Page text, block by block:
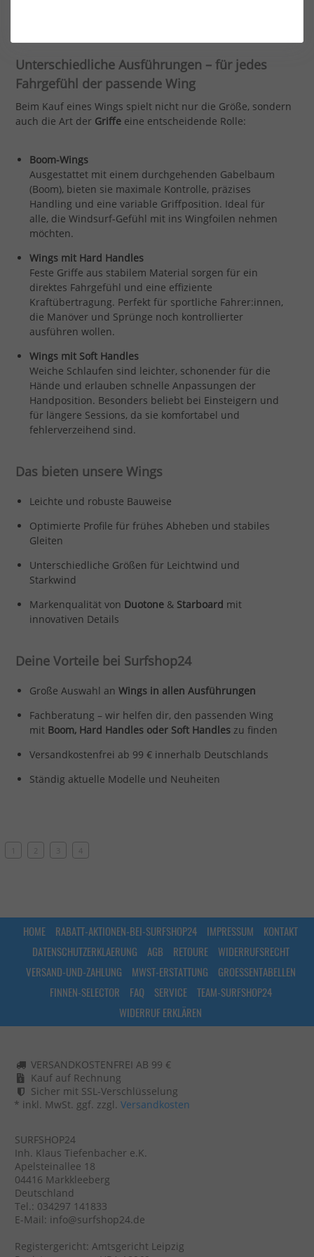
Unterschiedliche Ausführungen – für jedes
Fahrgefühl der passende Wing
Beim Kauf eines Wings spielt nicht nur die Größe, sondern
auch die Art der Griffeeine entscheidende Rolle:
Boom-Wings
Ausgestattet mit einem durchgehenden Gabelbaum
(Boom), bieten sie maximale Kontrolle, präzises
Handling und eine variable Griffposition. Ideal für
alle, die Windsurf-Gefühl mit ins Wingfoilen nehmen
möchten.
Wings mit Hard Handles
Feste Griffe aus stabilem Material sorgen für ein
direktes Fahrgefühl und eine effiziente
Kraftübertragung. Perfekt für sportliche Fahrer:innen,
die Manöver und Sprünge noch kontrollierter
ausführen wollen.
Wings mit Soft Handles
Weiche Schlaufen sind leichter, schonender für die
Hände und erlauben schnelle Anpassungen der
Handposition. Besonders beliebt bei Einsteigern und
für längere Sessions, da sie komfortabel und
fehlerverzeihend sind.
Das bieten unsere Wings
Leichte und robuste Bauweise
Optimierte Profile für frühes Abheben und stabiles
Gleiten
Unterschiedliche Größen für Leichtwind und
Starkwind
Markenqualität von Duotone& Starboard mit
innovativen Details
Deine Vorteile bei Surfshop24
Große Auswahl an Wings in allen Ausführungen
Fachberatung – wir helfen dir, den passenden Wing
mit Boom, Hard Handles oder Soft Handleszu finden
Versandkostenfrei ab 99 € innerhalb Deutschlands
Ständig aktuelle Modelle und Neuheiten
4
HOME RABATT-AKTIONEN-BEI-SURFSHOP24 IMPRESSUM
KONTAKT
DATENSCHUTZERKLAERUNG
AGB RETOURE
WIDERRUFSRECHT
VERSAND-UND-ZAHLUNG
MWST-ERSTATTUNG
GROESSENTABELLEN
FINNEN-SELECTOR
FAQ SERVICE
TEAM-SURFSHOP24
WIDERRUF ERKLÄREN
VERSANDKOSTENFREI AB 99 €
Kauf auf Rechnung
Sicher mit SSL-Verschlüsselung
* inkl. MwSt. ggf. zzgl. Versandkosten
SURFSHOP24
Inh. Klaus Tiefenbacher e.K.
Apelsteinallee 18
04416 Markkleeberg
Deutschland
Tel.: 034297 141833
E-Mail: info@surfshop24.de
Registergericht: Amtsgericht Leipzig